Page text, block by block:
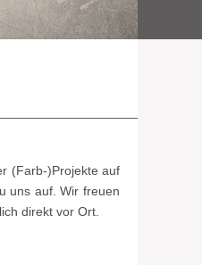
(Farb-)Projekte auf
uns auf. Wir freuen
direkt vor Ort.